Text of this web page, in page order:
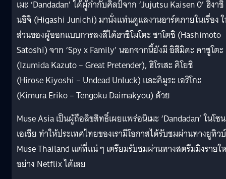
เมะ ‘Dandadan’ ได้ผู้กำกับศิลป์จาก ‘Jujutsu Kaisen 0’ ฮิงา
นอิจิ (Higashi Junichi) มานั่งแท่นดูแลงานอาร์ตภายในเรื่อง
ส่วนของผู้ออกแบบการลงสีได้ฮาชิโมโตะ ซาโตชิ (Hashimoto
Satoshi) จาก ‘Spy x Family’ นอกจากนี้ยังมี อิสึมิดะ คาซูโตะ
(Izumida Kazuto – Great Pretender), ฮิโรเสะ คิโยชิ
(Hirose Kiyoshi – Undead Unluck) และคิมูระ เอริโกะ
(Kimura Eriko – Tengoku Daimakyou) ด้วย
Muse Asia เป็นผู้ถือลิขสิทธิ์เผยแพร่อนิเมะ ‘Dandadan’ ในโซน
เอเชีย ทำให้ประเทศไทยของเรามีโอกาสได้รับชมผ่านทางยูทิวบ์
Muse Thailand แต่ที่แน่ ๆ เตรียมรับชมผ่านทางสตรีมมิงราย
อย่าง Netflix ได้เลย